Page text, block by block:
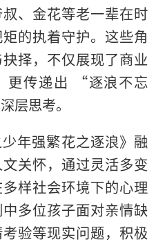
、金花等老一辈在时
的执着守护。这些角
择，不仅展现了商业
更传递出 “逐浪不忘
层思考。
少年强繁花之逐浪》融
关怀，通过灵活多变
样社会环境下的心理
多位孩子面对亲情缺
验等现实问题，积极